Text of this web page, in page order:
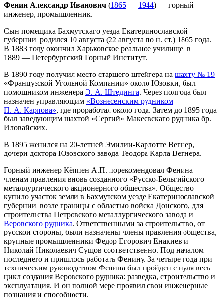
Фенин Александр Иванович (1865 — 1944) — горный
инженер, промышленник.
Сын помещика Бахмутскаго уезда Екатеринославской
губернии, родился 10 августа (22 августа по н. ст.) 1865 года.
В 1883 году окончил Харьковское реальное училище, в
1889 — Петербургский Горный Институт.
В 1890 году получил место старшего штейгера на шахту № 19
«Французской Угольной Компании» около Юзовки, был
помощником инженера Э. А. Штединга. Через полгода был
назначен управляющим «Вознесенским рудником
П. А. Карпова», где проработал около года. Затем до 1895 года
был заведующим шахтой «Сергий» Макеевскаго рудника бр.
Иловайских.
В 1895 женился на 20-летней Эмилии-Карлотте Вегнер,
дочери доктора Юзовского завода Теодора Карла Вегнера.
Горный инженер Кёппен А.П. порекомендовал Фенина
членам правления вновь созданного «Русско-Бельгийского
металлургического акционерного общества». Общество
купило участок земли в Бахмутском уезде Екатеринославской
губернии, возле границы с областью войска Донского, для
строительства Петровского металлургического завода и
Веровского рудника. Ответственными за строительство, от
русской стороны, были назначены члены правления общества,
крупные промышленники Федор Егорович Енакиев и
Николай Николаевич Сущов соответственно. Под началом
последнего и пришлось работать Фенину. За четыре года при
техническим руководством Фенина был пройден с нуля весь
цикл создания Веровского рудника: разведка, строительство и
эксплуатация. И он полной мере проявил свои инженерные
познания и способности.